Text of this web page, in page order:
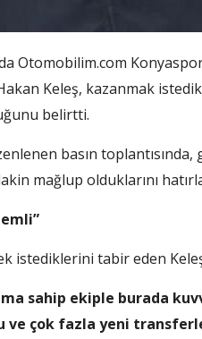
Otomobilim.com
Keleş, kazanmak
belirtti.
basın
mağlup olduklarını
istediklerini tabir eden
sahip ekiple burada
ve çok fazla yeni